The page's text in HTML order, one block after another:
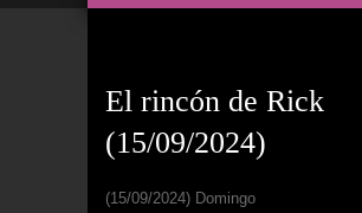
El rincón de Rick
(15/09/2024)
(15/09/2024) Domingo